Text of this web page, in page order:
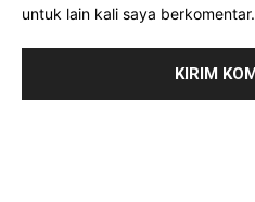
untuk lain kali saya berkomentar.